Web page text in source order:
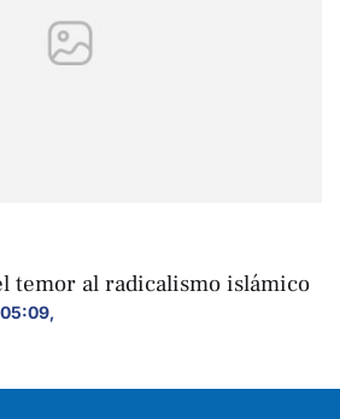
temor al radicalismo islámico
,